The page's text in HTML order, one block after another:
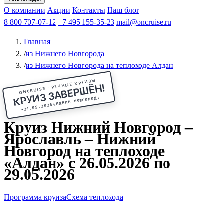
Чебоксарыиз Волгоградаиз Саратова Все города
КазаньВ Нижний НовгородВ ПермьВ Ростов-на-Дону
РыбинскНа СоловкиНа ВалаамПо ОкеПо Енисею
Афанасий Никитин Октябрьская революция
ФединАлександр СвешниковИван
МироновА.С.Попов
О компании Акции Контакты Наш блог
8 800 707-07-12 +7 495 155-35-23 mail@oncruise.ru
Главная
/из Нижнего Новгорода
/из Нижнего Новгорода на теплоходе Алдан
ONCRUISE · РЕЧНЫЕ КРУИЗЫ
КРУИЗ ЗАВЕРШЁН!
★29.05.2026
НИЖНИЙ НОВГОРОД★
Круиз Нижний Новгород –
Ярославль – Нижний
Новгород на теплоходе
«Алдан» с 26.05.2026 по
29.05.2026
Программа круизаСхема теплохода